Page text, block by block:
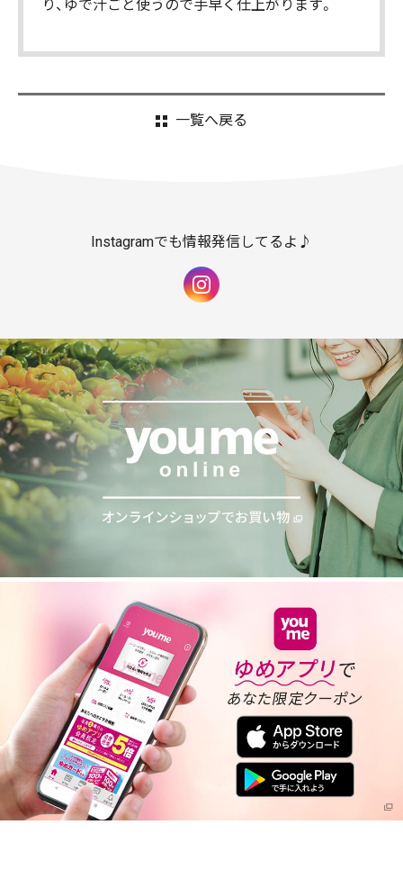
り、ゆで汁ごと使うので手早く仕上がります。
一覧へ戻る
Instagramでも情報発信してるよ♪